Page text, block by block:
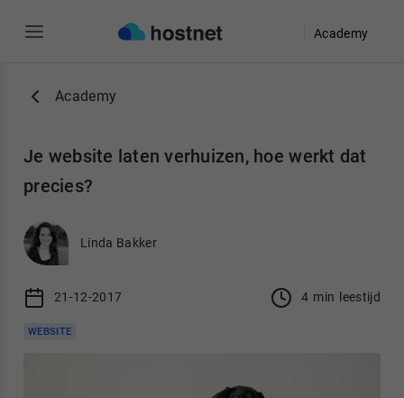
Academy
Academy
Je website laten verhuizen, hoe werkt dat
precies?
Linda Bakker
21-12-2017 4 min leestijd
WEBSITE